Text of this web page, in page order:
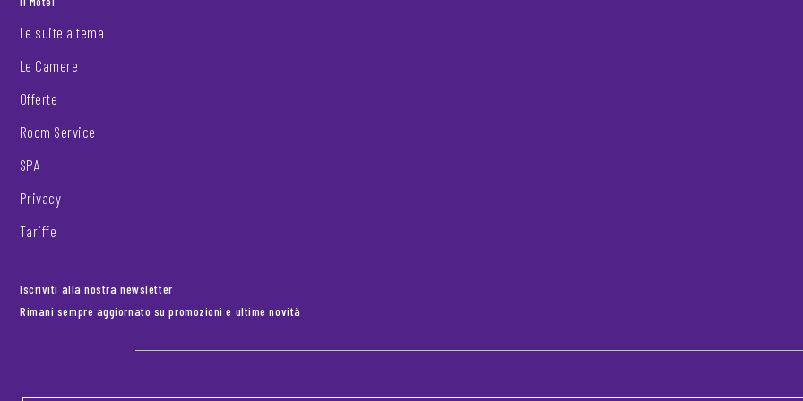
Le suite a tema
Le Camere
Offerte
Room Service
SPA
Privacy
Tariffe
Iscriviti alla nostra newsletter
Rimani sempre aggiornato su promozioni e ultime novità
Footer newsletter